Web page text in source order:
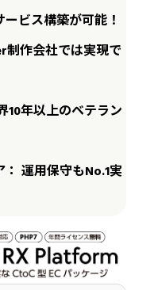
ビス構築が可能！
制作会社では実現で
10年以上のベテラン
運用保守もNo.1実